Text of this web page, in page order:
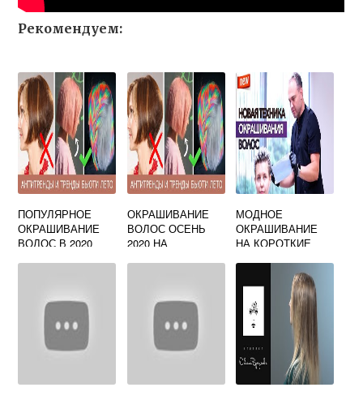
Рекомендуем:
ПОПУЛЯРНОЕ
ОКРАШИВАНИЕ
ВОЛОС В 2020
ОКРАШИВАНИЕ
ВОЛОС ОСЕНЬ
2020 НА
МОДНОЕ
ОКРАШИВАНИЕ
НА КОРОТКИЕ
ВОЛОСЫ 2020